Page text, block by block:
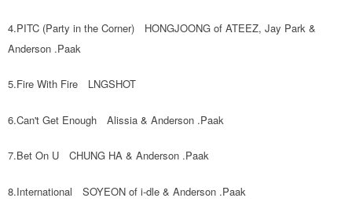
２．關於個人資料處理事宜，請瀏覽以下網址：
https://aftee.tw/terms/#terms3
任。
時審查核予不同之上限額度；若仍有額度不足之情形，本公司將視審查結果
請求用戶進行身份認證。
恩沛科技股份有限公司將有權停止該用戶之使用額度並採取法律行動。
免運費
亞洲國家/地區配送
4.PITC (Party in the Corner)　HONGJOONG of ATEEZ, Jay Park &
Anderson .Paak
5.Fire With Fire　LNGSHOT
6.Can't Get Enough　Alissia & Anderson .Paak
7.Bet On U　CHUNG HA & Anderson .Paak
8.International　SOYEON of i-dle & Anderson .Paak